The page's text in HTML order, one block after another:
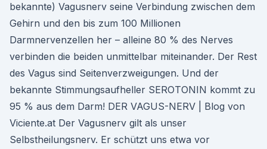
bekannte) Vagusnerv seine Verbindung zwischen dem
Gehirn und den bis zum 100 Millionen
Darmnervenzellen her – alleine 80 % des Nerves
verbinden die beiden unmittelbar miteinander. Der Rest
des Vagus sind Seitenverzweigungen. Und der
bekannte Stimmungsaufheller SEROTONIN kommt zu
95 % aus dem Darm! DER VAGUS-NERV | Blog von
Viciente.at Der Vagusnerv gilt als unser
Selbstheilungsnerv. Er schützt uns etwa vor